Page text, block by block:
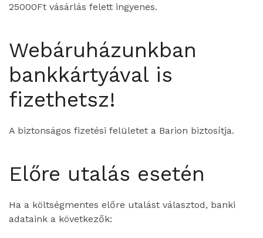
25000Ft vásárlás felett ingyenes.
Webáruházunkban
bankkártyával is
fizethetsz!
A biztonságos fizetési felületet a Barion biztosítja.
Előre utalás esetén
Ha a költségmentes előre utalást választod, banki
adataink a következők: